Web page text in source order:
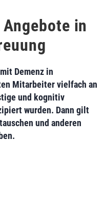
in
Demenz in
Mitarbeiter vielfach an
und kognitiv
wurden. Dann gilt
und anderen